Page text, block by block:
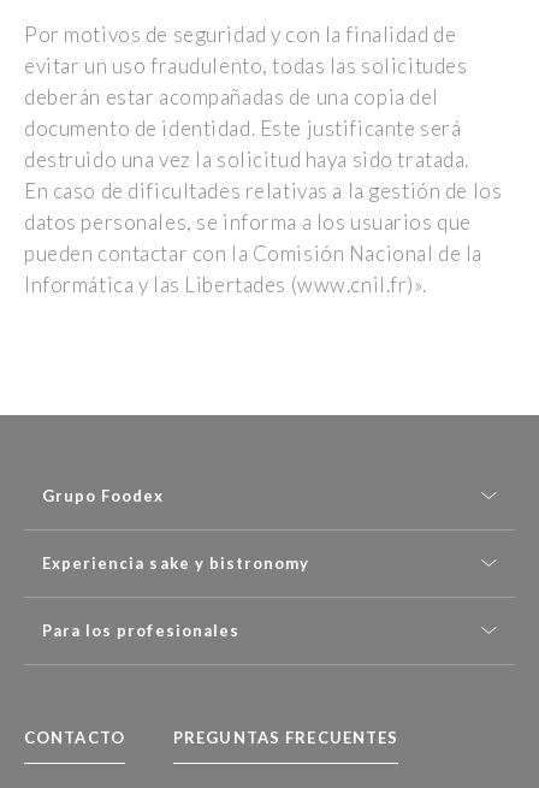
Por motivos de seguridad y con la finalidad de
evitar un uso fraudulento, todas las solicitudes
deberán estar acompañadas de una copia del
documento de identidad. Este justificante será
destruido una vez la solicitud haya sido tratada.
En caso de dificultades relativas a la gestión de los
datos personales, se informa a los usuarios que
pueden contactar con la Comisión Nacional de la
Informática y las Libertades (www.cnil.fr)».
Grupo Foodex
Experiencia sake y bistronomy
Para los profesionales
CONTACTO PREGUNTAS FRECUENTES